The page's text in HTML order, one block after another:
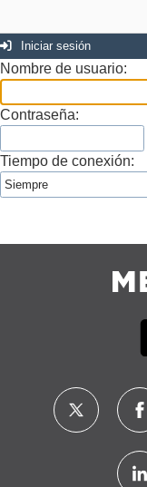
Iniciar sesión
Nombre de usuario:
Contraseña:
Tiempo de conexión: